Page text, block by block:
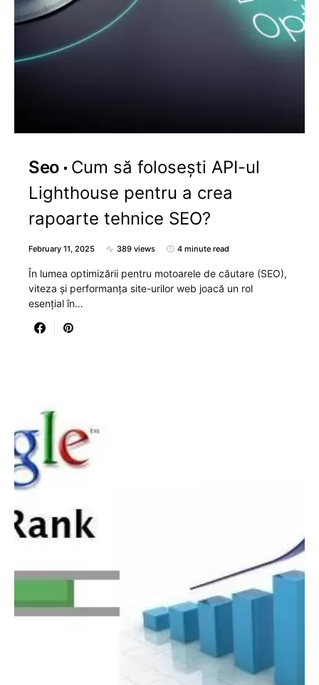
Seo
Cum să folosești API-ul
Lighthouse pentru a crea
rapoarte tehnice SEO?
February 11, 2025 389 views 4 minute read
În lumea optimizării pentru motoarele de căutare (SEO),
viteza și performanța site-urilor web joacă un rol
esențial în…